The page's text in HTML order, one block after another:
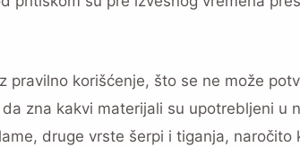
pravilno korišćenje, što se ne može
zna kakvi materijali su upotrebljeni u
druge vrste šerpi i tiganja, naročito